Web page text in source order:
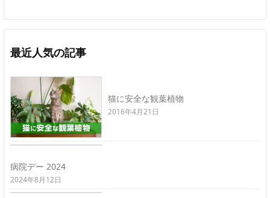
最近人気の記事
猫に安全な観葉植物
2016年4月21日
病院デー 2024
2024年8月12日